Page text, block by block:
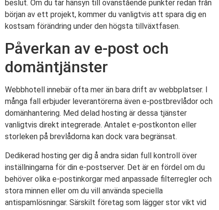
beslut. Om du tar hänsyn till ovanstående punkter redan från
början av ett projekt, kommer du vanligtvis att spara dig en
kostsam förändring under den högsta tillväxtfasen.
Påverkan av e-post och
domäntjänster
Webbhotell innebär ofta mer än bara drift av webbplatser. I
många fall erbjuder leverantörerna även e-postbrevlådor och
domänhantering. Med delad hosting är dessa tjänster
vanligtvis direkt integrerade. Antalet e-postkonton eller
storleken på brevlådorna kan dock vara begränsat.
Dedikerad hosting ger dig å andra sidan full kontroll över
inställningarna för din e-postserver. Det är en fördel om du
behöver olika e-postinkorgar med anpassade filterregler och
stora minnen eller om du vill använda speciella
antispamlösningar. Särskilt företag som lägger stor vikt vid